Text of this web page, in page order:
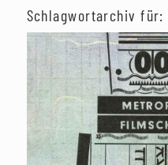
Schlagwortarchiv für: